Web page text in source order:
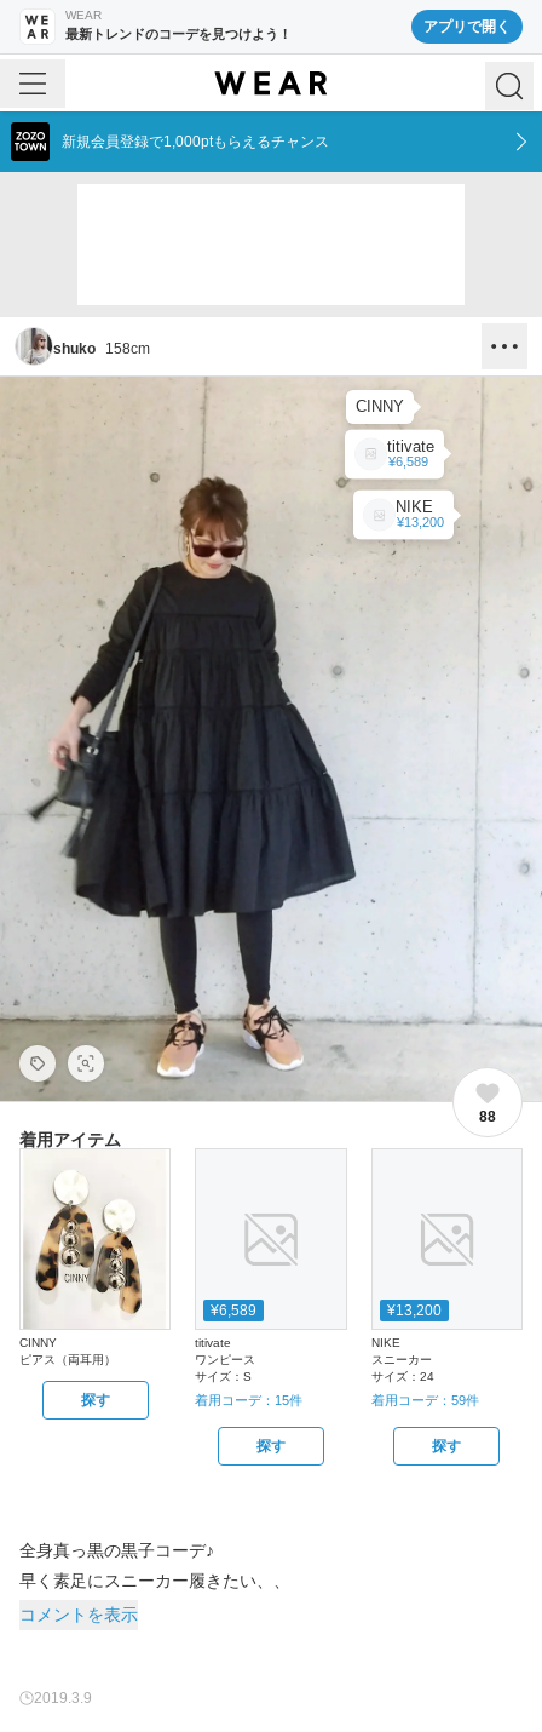
WEAR
最新トレンドのコーデを見つけよう！ アプリで開く
新規会員登録で1,000ptもらえるチャンス
shuko 158cm
CINNY
titivate
¥6,589
NIKE
¥13,200
88
着用アイテム
CINNY
ピアス（両耳用）
探す
¥6,589
titivate
ワンピース
サイズ：S
着用コーデ： 15件
探す
¥13,200
NIKE
スニーカー
サイズ： 24
着用コーデ： 59件
探す
全身真っ黒の黒子コーデ♪
早く素足にスニーカー履きたい、、
コメントを表示
2019.3.9